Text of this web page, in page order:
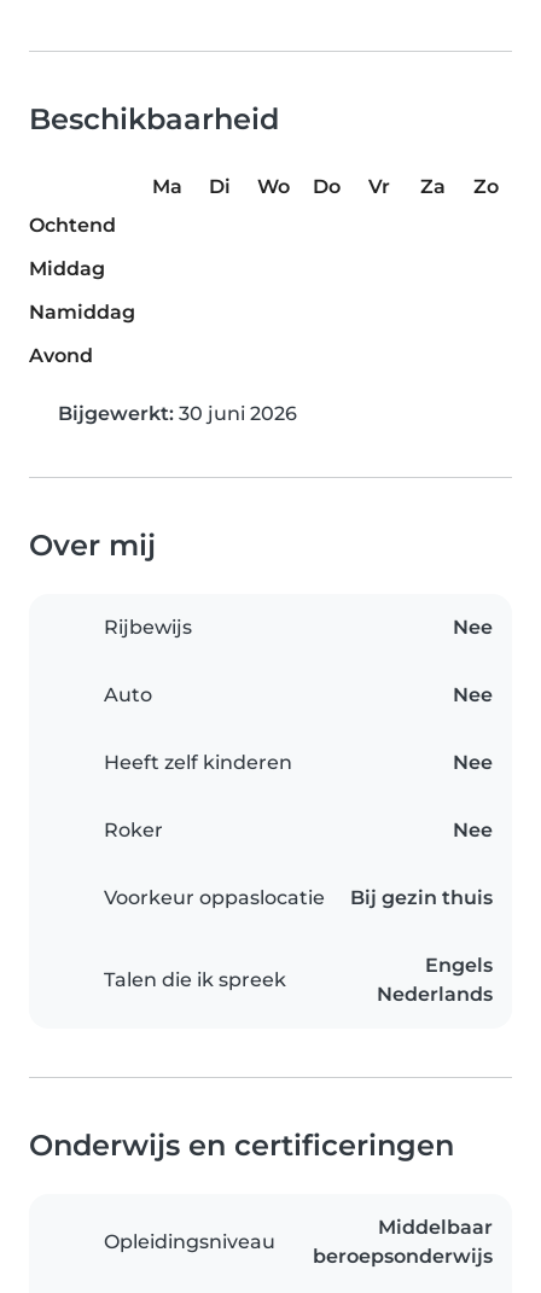
Beschikbaarheid
Ma Di Wo Do Vr Za
Zo
Ochtend
Middag
Namiddag
Avond
Bijgewerkt: 30 juni 2026
Over mij
Rijbewijs Nee
Auto Nee
Heeft zelf kinderen Nee
Roker Nee
Voorkeur oppaslocatie Bij gezin thuis
Talen die ik spreek
Engels
Nederlands
Onderwijs en certificeringen
Opleidingsniveau
Middelbaar
beroepsonderwijs